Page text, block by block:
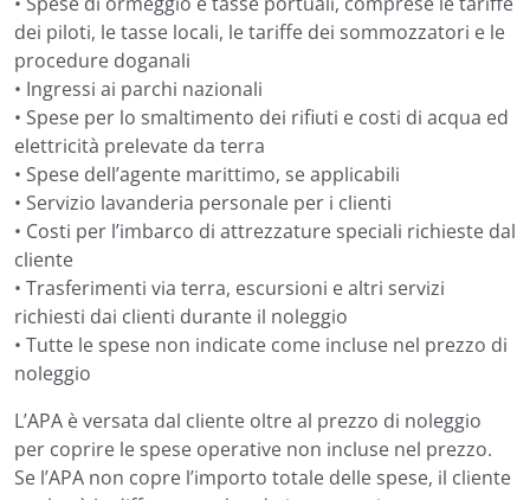
Dalmatino dispone di un’ottima selezione di
attrezzature per sport acquatici, ideale per ospiti che
desiderano una crociera più attiva. Lo yacht è
equipaggiato con 2 Jet Ski, 2 SeaBob, E Foil, attrezzatura
per sci nautico per adulti e bambini, wakeboard, divano
trainabile, 4 paddleboard, 2 kayak e piattaforma
gonfiabile.
Questo rende Dalmatino una scelta molto interessante
per un noleggio yacht in Croazia con sport acquatici,
soprattutto per gruppi che amano giornate attive
all’ancora. La selezione comprende attività più
dinamiche e opzioni più tranquille, come paddleboard,
kayak e nuoto durante la crociera sull’Adriatico.
Itinerari Dalmatino in
dei piloti, le tasse locali, le tariffe dei sommozzatori e le
procedure doganali
• Ingressi ai parchi nazionali
• Spese per lo smaltimento dei rifiuti e costi di acqua ed
elettricità prelevate da terra
• Spese dell’agente marittimo, se applicabili
• Servizio lavanderia personale per i clienti
• Costi per l’imbarco di attrezzature speciali richieste dal
cliente
• Trasferimenti via terra, escursioni e altri servizi
richiesti dai clienti durante il noleggio
• Tutte le spese non indicate come incluse nel prezzo di
noleggio
L’APA è versata dal cliente oltre al prezzo di noleggio
per coprire le spese operative non incluse nel prezzo.
Se l’APA non copre l’importo totale delle spese, il cliente